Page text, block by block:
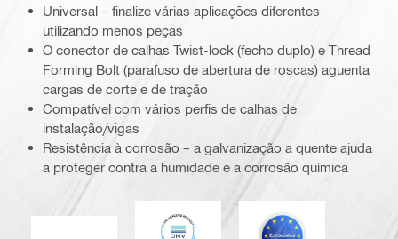
Universal – finalize várias aplicações diferentes
utilizando menos peças
O conector de calhas Twist-lock (fecho duplo) e Thread
Forming Bolt (parafuso de abertura de roscas) aguenta
cargas de corte e de tração
Compatível com vários perfis de calhas de
instalação/vigas
Resistência à corrosão – a galvanização a quente ajuda
a proteger contra a humidade e a corrosão química
Marca CE EN 1090
DNV Eurocódigo